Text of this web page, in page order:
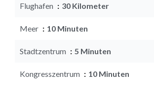
Flughafen 30 Kilometer
Meer 10 Minuten
Stadtzentrum 5 Minuten
Kongresszentrum 10 Minuten